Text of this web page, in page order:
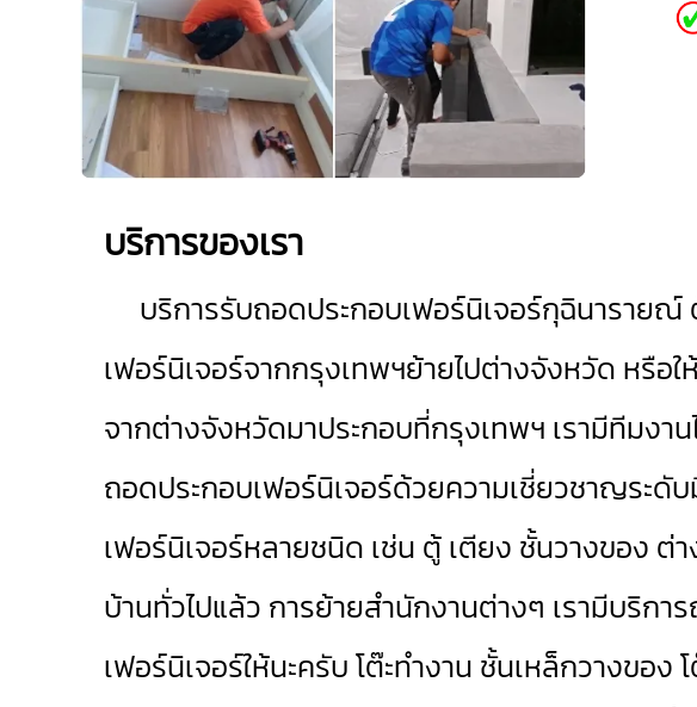
บริการของเรา
บริการรับถอดประกอบเฟอร์นิเจอร์กุฉินารายณ์
เฟอร์นิเจอร์จากกรุงเทพฯย้ายไปต่างจังหวัด หรือ
จากต่างจังหวัดมาประกอบที่กรุงเทพฯ เรามีทีมงา
ถอดประกอบเฟอร์นิเจอร์ด้วยความเชี่ยวชาญระดั
เฟอร์นิเจอร์หลายชนิด เช่น ตู้ เตียง ชั้นวางของ ต่
บ้านทั่วไปแล้ว การย้ายสำนักงานต่างๆ เรามีบริกา
เฟอร์นิเจอร์ให้นะครับ โต๊ะทำงาน ชั้นเหล็กวางของ